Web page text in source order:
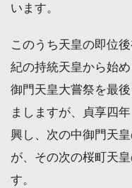
います。
このうち天皇の即位
紀の持統天皇から始
御門天皇大嘗祭を最
ましますが、貞享四
興し、次の中御門天
が、その次の桜町天
す。